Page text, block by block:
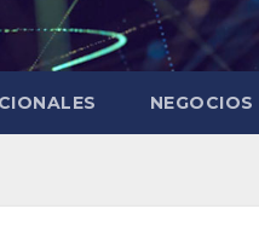
NEGOCIOS